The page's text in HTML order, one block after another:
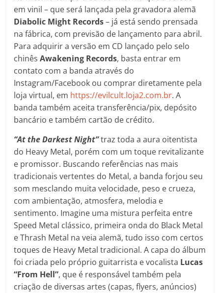
em vinil – que será lançada pela gravadora alemã
Diabolic Might Records– já está sendo prensada
na fábrica, com previsão de lançamento para abril.
Para adquirir a versão em CD lançado pelo selo
chinêsAwakening Records, basta entrar em
contato com a banda através do
Instagram/Facebook ou comprar diretamente pela
loja virtual, em https://evilcult.loja2.com.br. A
banda também aceita transferência/pix, depósito
bancário e também cartão de crédito.
“At the Darkest Night”traz toda a aura oitentista
do Heavy Metal, porém com um toque revitalizante
e promissor. Buscando referências nas mais
tradicionais vertentes do Metal, a banda forjou seu
som mesclando muita velocidade, peso e crueza,
com ambientação, atmosfera, melodia e
sentimento. Imagine uma mistura perfeita entre
Speed Metal clássico, primeira onda do Black Metal
e Thrash Metal na veia alemã, tudo isso com certos
toques de Heavy Metal tradicional. A capa do álbum
foi criada pelo próprio guitarrista e vocalista Lucas
“From Hell”, que é responsável também pela
criação de diversas artes (capas, flyers, anúncios)